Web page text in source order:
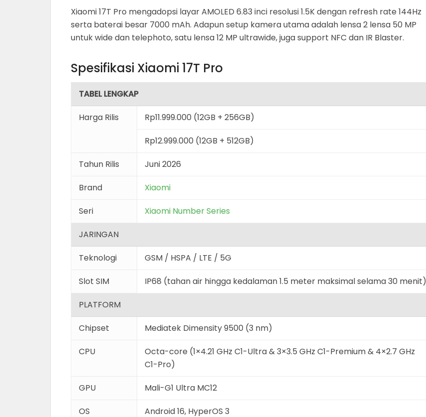
Xiaomi 17T Pro mengadopsi layar AMOLED 6.83 inci resolusi 1.5K dengan refresh rate 144Hz
serta baterai besar 7000 mAh. Adapun setup kamera utama adalah lensa 2 lensa 50 MP
untuk wide dan telephoto, satu lensa 12 MP ultrawide, juga support NFC dan IR Blaster.
Spesifikasi Xiaomi 17T Pro
TABEL LENGKAP
Harga Rilis Rp11.999.000 (12GB + 256GB)
Rp12.999.000 (12GB + 512GB)
Tahun Rilis Juni 2026
Brand Xiaomi
Seri Xiaomi Number Series
JARINGAN
Teknologi GSM / HSPA / LTE / 5G
Slot SIM IP68 (tahan air hingga kedalaman 1.5 meter maksimal selama 30 menit)
PLATFORM
Chipset Mediatek Dimensity 9500 (3 nm)
CPU
Octa-core (1×4.21 GHz C1-Ultra & 3×3.5 GHz C1-Premium & 4×2.7 GHz
C1-Pro)
GPU Mali-G1 Ultra MC12
OS Android 16, HyperOS 3